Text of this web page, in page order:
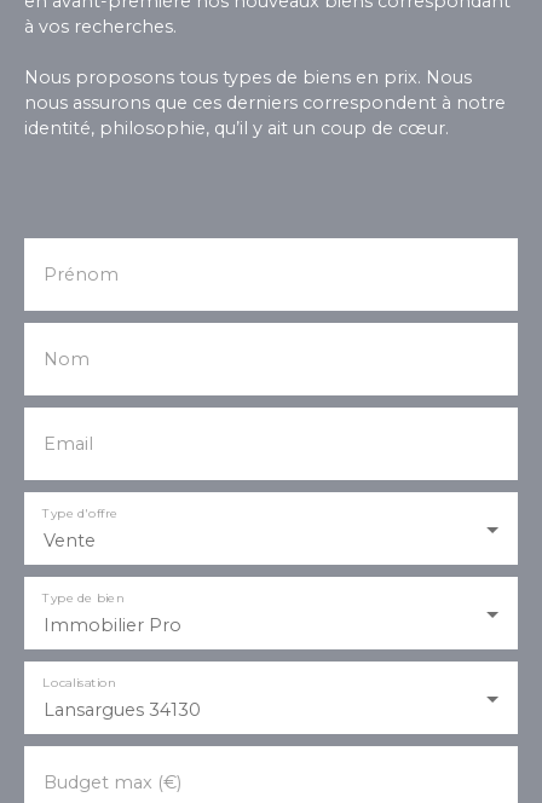
utilisateurs Une opportunité rare pour implanter
votre activité ou réaliser un investissement
vente des murs : 115 000 € Honoraires agences
inclus. Ne laissez pas passer cette chance unique
d’acquérir un bien à fort potentiel, contactez votre
à vos recherches.
Nous proposons tous types de biens en prix. Nous
nous assurons que ces derniers correspondent à notre
identité, philosophie, qu’il y ait un coup de cœur.
Prénom
Nom
Email
Vente
Type d'offre
Immobilier Pro
Type de bien
Lansargues 34130
Localisation
Budget max (€)